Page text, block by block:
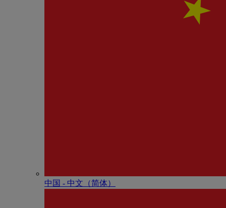
中国 - 中⽂（简体）